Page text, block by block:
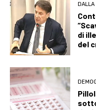
DALLA
di
del